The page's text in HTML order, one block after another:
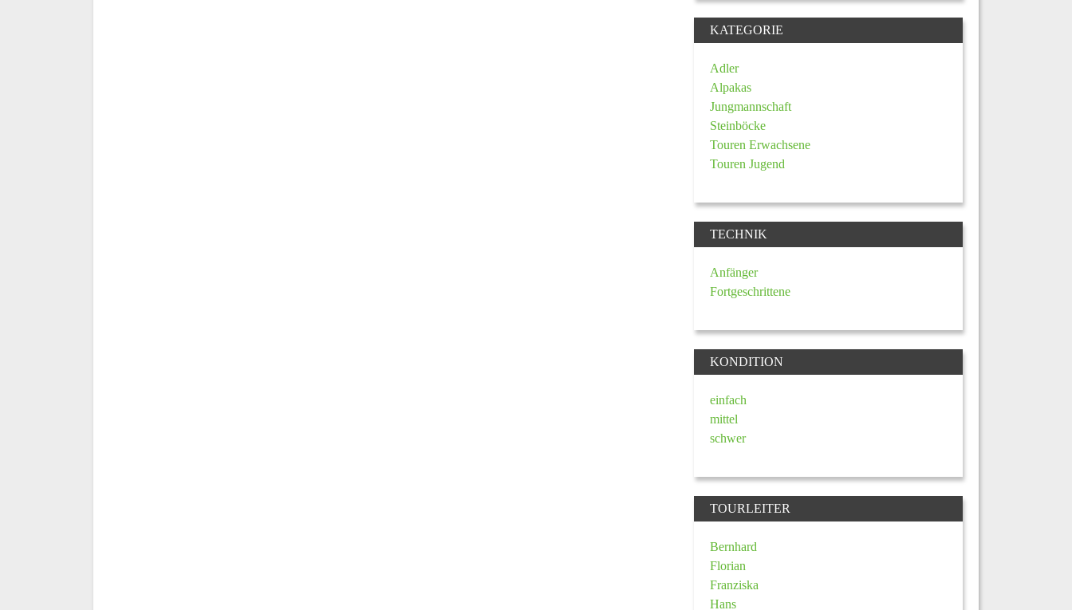
KATEGORIE
Adler
Alpakas
Jungmannschaft
Steinböcke
Touren Erwachsene
Touren Jugend
TECHNIK
Anfänger
Fortgeschrittene
KONDITION
einfach
mittel
schwer
TOURLEITER
Bernhard
Florian
Franziska
Hans